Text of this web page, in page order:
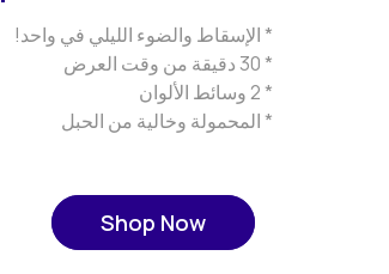
* الإسقاط والضوء الليلي في واحد!
* 30 دقيقة من وقت العرض
* 2 وسائط الألوان
* المحمولة وخالية من الحبل
Shop Now